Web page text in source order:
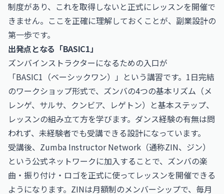
制度があり、これを取得しないと正式にレッスンを開催で
きません。ここを正確に理解しておくことが、副業設計の
第一歩です。
出発点となる「BASIC1」
ズンバインストラクターになるための入口が
「BASIC1（ベーシックワン）」という講習です。1日完結
のワークショップ形式で、ズンバの4つの基本リズム（メ
レンゲ、サルサ、クンビア、レゲトン）と基本ステップ、
レッスンの組み立て方を学びます。ダンス経験の有無は問
われず、未経験者でも受講できる設計になっています。
受講後、Zumba Instructor Network（通称ZIN、ジン）
という公式ネットワークに加入することで、ズンバの楽
曲・振り付け・ロゴを正式に使ってレッスンを開催できる
ようになります。ZINは月額制のメンバーシップで、毎月